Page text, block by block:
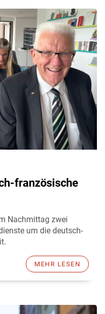
französische
Nachmittag zwei
um die deutsch-
MEHR LESEN